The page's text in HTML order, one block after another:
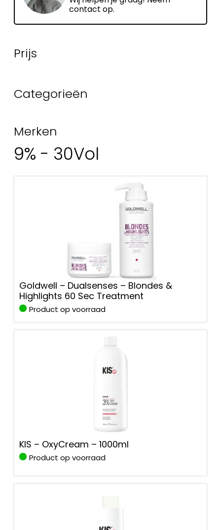
contact op.
Prijs
Categorieën
Merken
9% - 30Vol
Goldwell – Dualsenses – Blondes &
Highlights 60 Sec Treatment
Product op voorraad
KIS – OxyCream – 1000ml
Product op voorraad